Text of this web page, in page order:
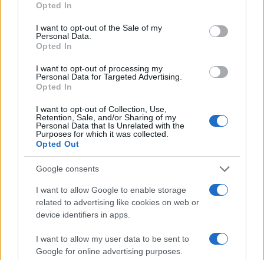
use your data for below specified purposes in below Google
consent section.
Opted In
I want to opt-out of the Sale of my
Personal Data.
Opted In
I want to opt-out of processing my
Personal Data for Targeted Advertising.
Opted In
I want to opt-out of Collection, Use,
Retention, Sale, and/or Sharing of my
Personal Data that Is Unrelated with the
Purposes for which it was collected.
Opted Out
Google consents
I want to allow Google to enable storage
related to advertising like cookies on web or
device identifiers in apps.
I want to allow my user data to be sent to
Google for online advertising purposes.
Petrolio in calo: Brent a 91,82$, ribassi a due cifre per greggio
Andrea Innocenti · 5 Ago 2026
QUOTAZIONI CRYPTO
Nome
Eureka Bridged PAX
(PAXG)